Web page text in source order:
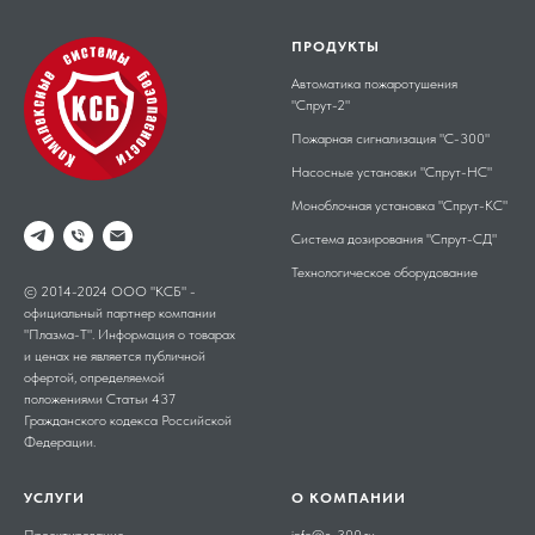
© 2014-2024 ООО "КСБ" -
официальный партнер компании
"Плазма-Т". Информация о товарах
и ценах не является публичной
офертой, определяемой
положениями Статьи 437
Гражданского кодекса Российской
Федерации.
ПРОДУКТЫ
Автоматика пожаротушения
"Спрут-2"
Пожарная сигнализация "С-300"
Насосные установки "Спрут-НС"
Моноблочная установка "Спрут-КС"
Система дозирования "Спрут-СД"
Технологическое оборудование
УСЛУГИ О КОМПАНИИ